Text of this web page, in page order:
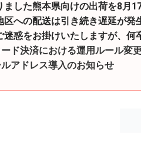
本県向けの出荷を8月17日
送は引き続き遅延が発生
掛けいたしますが、何卒ご
ド決済における運用ルール変
アドレス導入のお知らせ